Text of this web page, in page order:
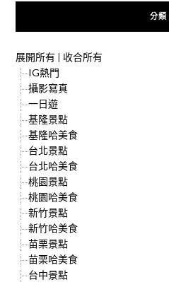
分類
展開所有| 收合所有
IG熱門
攝影寫真
一日遊
基隆景點
基隆哈美食
台北景點
台北哈美食
桃園景點
桃園哈美食
新竹景點
新竹哈美食
苗栗景點
苗栗哈美食
台中景點